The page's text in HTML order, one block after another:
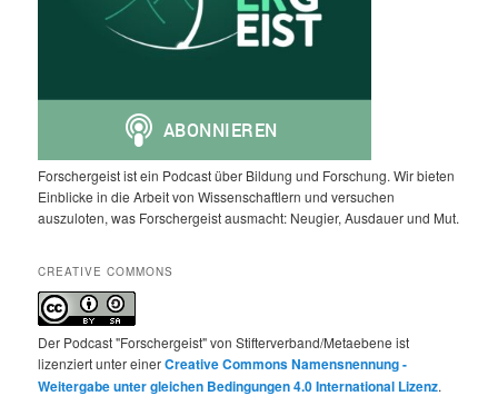
Forschergeist ist ein Podcast über Bildung und Forschung. Wir bieten
Einblicke in die Arbeit von Wissenschaftlern und versuchen
auszuloten, was Forschergeist ausmacht: Neugier, Ausdauer und Mut.
CREATIVE COMMONS
Der Podcast "Forschergeist" von Stifterverband/Metaebene ist
lizenziert unter einerCreative Commons Namensnennung -
Weitergabe unter gleichen Bedingungen 4.0 International Lizenz.